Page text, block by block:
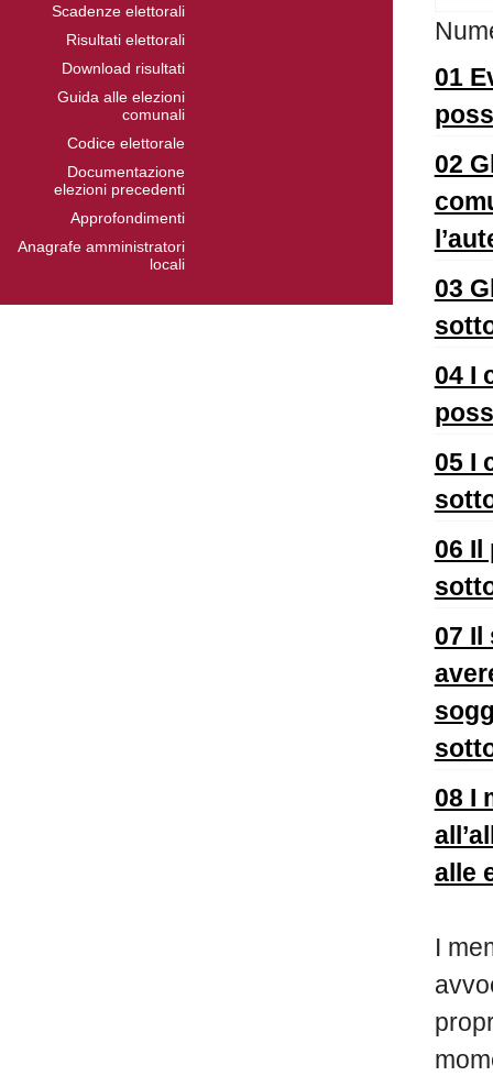
Scadenze elettorali
Risultati elettorali
Download risultati
Guida alle elezioni
comunali
Codice elettorale
Documentazione
elezioni precedenti
Approfondimenti
Anagrafe amministratori
locali
01
02
03
04 I
05 I
06
07
08 I
alle
I